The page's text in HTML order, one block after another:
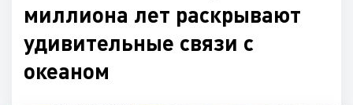
миллиона лет раскрывают
удивительные связи с
океаном